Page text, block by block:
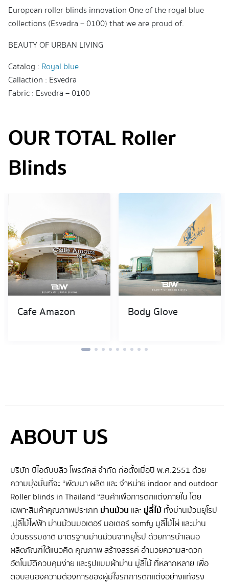
European roller blinds innovation One of the royal blue
collections (Esvedra – 0100) that we are proud of.
BEAUTY OF URBAN LIVING
Catalog : Royal blue
Callaction : Esvedra
Fabric : Esvedra – 0100
OUR TOTAL Roller
Blinds
Cafe Amazon Body Glove
ABOUT US
บริษัท บีไอดับบลิว โพรดัคส์ จำกัด ก่อตั้งเมื่อปี พ.ศ.2551 ด้วย
ความมุ่งมั่นที่จะ “พัฒนา ผลิต และ จําหน่าย indoor and outdoor
Roller blinds in Thailand “สินค้าเพื่อการตกแต่งภายใน โดย
เฉพาะสินค้าคุณภาพประเภท ม่านม้วน และ มู่ลี่ไม้ทั้งม่านม้วนยุโรป
,มู่ลี่ไม้ไฟฟ้า ม่านม้วนมอเตอร์ มอเตอร์ somfy มูลี่ไม้ไผ่ และม่าน
ม้วนธรรมชาติ มาตรฐานม่านม้วนจากยุโรป ด้วยการนำเสนอ
ผลิตภัณฑ์ใต้แนวคิด คุณภาพ สร้างสรรค์ อำนวยความสะดวก
อัตโนมัติควบคุมง่าย และรูปแบบผ้าม่าน มู่ลี่ไม้ ที่หลากหลาย เพื่อ
ตอบสนองความต้องการของผู้มีใจรักการตกแต่งอย่างแท้จริง